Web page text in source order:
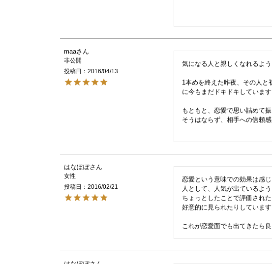
maa
非公開
投稿日
2016/04/13
気になる人と親しくなれるよ
1本めを終えた昨夜、その人
に今もまだドキドキしています
もともと、恋愛で思い詰めて
そうはならず、相手への信頼
はなぽぽ
女性
投稿日
2016/02/21
恋愛という意味での効果は感じ
人として、人気が出ているよう
ちょっとしたことで評価された
好意的に見られたりしています